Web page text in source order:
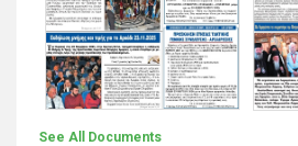
See All Documents